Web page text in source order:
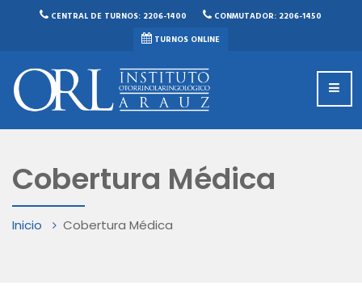
CENTRAL DE TURNOS: 2206-1400
CONMUTADOR: 2206-1450
TURNOS ONLINE
Cobertura Médica
Inicio Cobertura Médica